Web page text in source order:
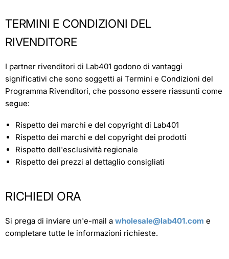
TERMINI E CONDIZIONI DEL
RIVENDITORE
I partner rivenditori di Lab401 godono di vantaggi
significativi che sono soggetti ai Termini e Condizioni del
Programma Rivenditori, che possono essere riassunti come
segue:
Rispetto dei marchi e del copyright di Lab401
Rispetto dei marchi e del copyright dei prodotti
Rispetto dell'esclusività regionale
Rispetto dei prezzi al dettaglio consigliati
RICHIEDI ORA
Si prega di inviare un'e-mail a wholesale@lab401.com e
completare tutte le informazioni richieste.